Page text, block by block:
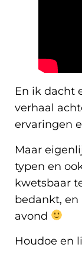
En ik dacht
verhaal
ervaringen
Maar
typen en
kwetsbaar
bedankt,
avond
Houdoe en